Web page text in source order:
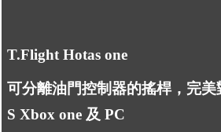
T.Flight Hotas one
可分離油門控制器的搖桿，完美
S Xbox one 及 PC